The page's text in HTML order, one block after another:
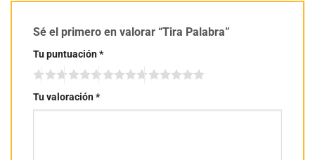
Sé el primero en valorar “Tira Palabra”
Tu puntuación*
Tu valoración*